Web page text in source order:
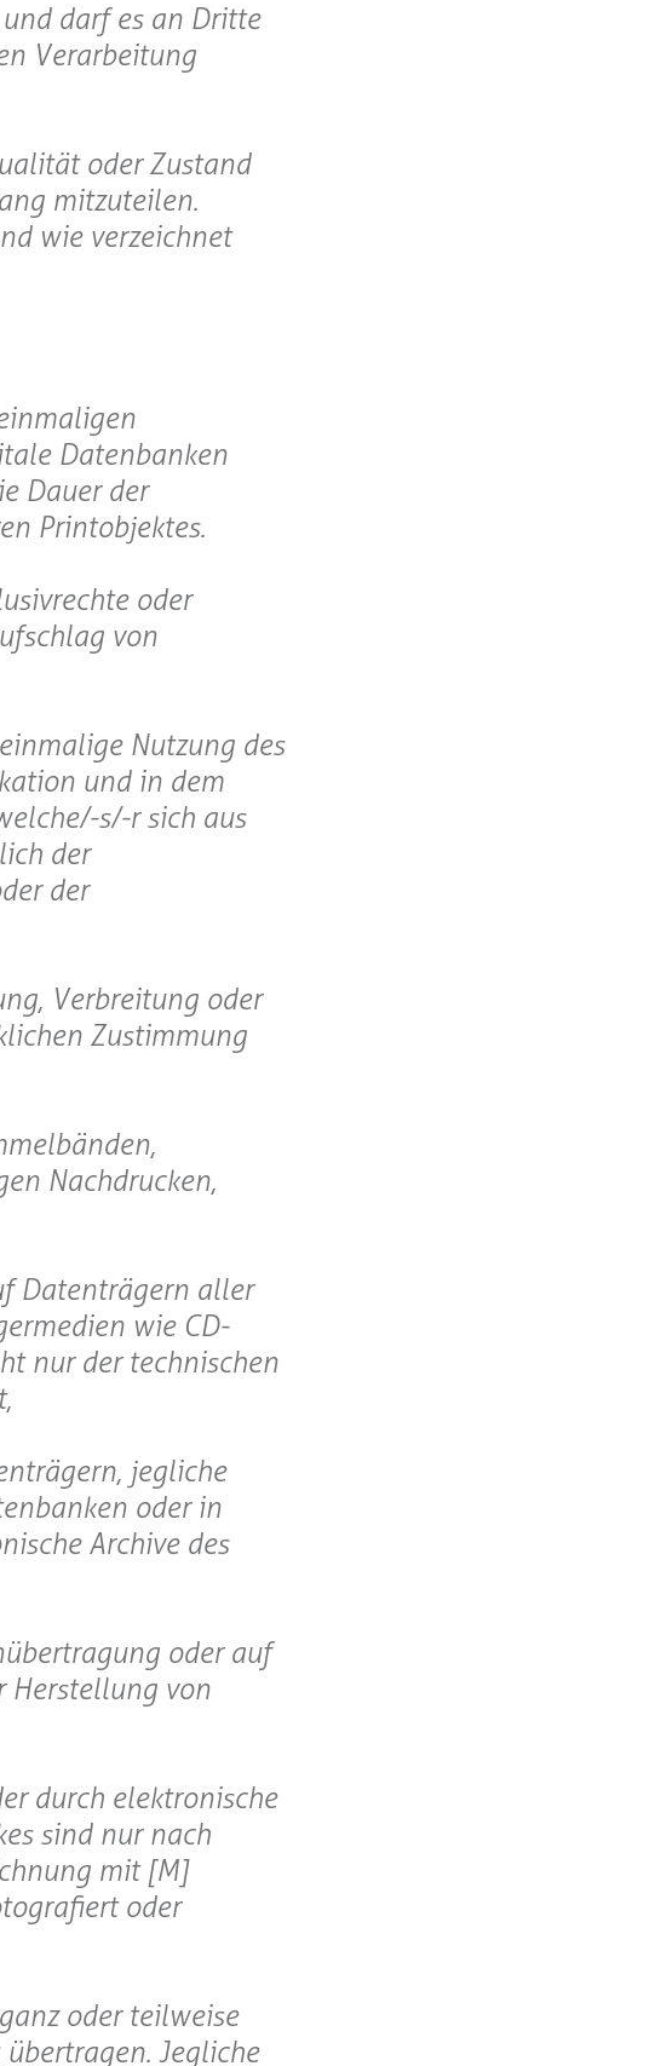
darf es an Dritte
Verarbeitung
oder Zustand
mitzuteilen.
wie verzeichnet
Datenbanken
Dauer der
Printobjektes.
oder
von
Nutzung des
und in dem
s/-r sich aus
der
der
Verbreitung oder
Zustimmung
Nachdrucken,
Datenträgern aller
wie CD-
nur der technischen
jegliche
oder in
Archive des
oder auf
Herstellung von
durch elektronische
sind nur nach
mit [M]
oder
oder teilweise
Jegliche